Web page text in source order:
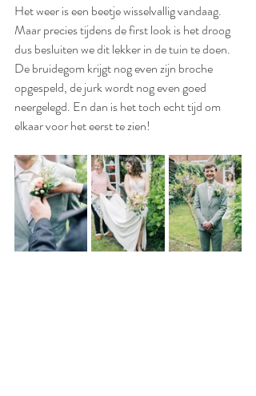
Het weer is een beetje wisselvallig vandaag.
Maar precies tijdens de first look is het droog
dus besluiten we dit lekker in de tuin te doen.
De bruidegom krijgt nog even zijn broche
opgespeld, de jurk wordt nog even goed
neergelegd. En dan is het toch echt tijd om
elkaar voor het eerst te zien!